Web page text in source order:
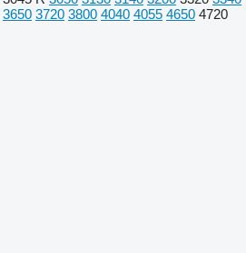
3650 3720 3800 4040 4055 4650 4720